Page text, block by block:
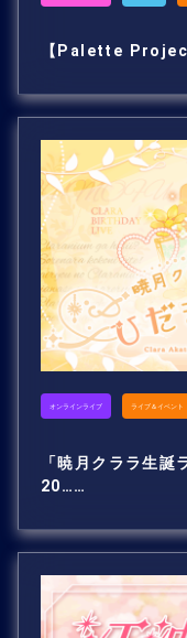
【Palette
オンラインライブ ライブ＆イベント
「暁月クララ生
20……